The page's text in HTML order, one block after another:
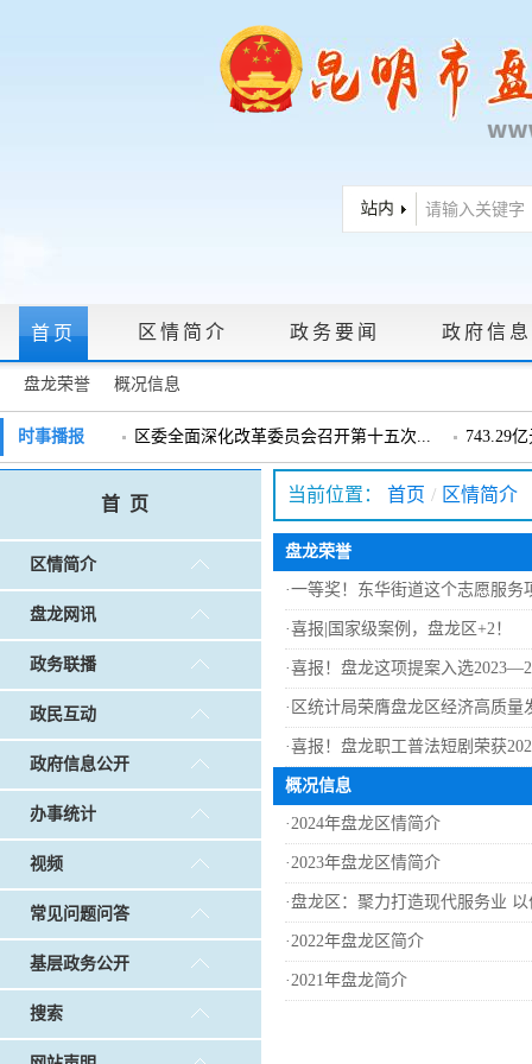
首页 区情简介 政务要闻 政府信
盘龙荣誉 概况信息
政府信息公开指南 | 政府信息公开制度 | 政策文件 法定主动公
常见问题问答
调查征集 做好“六稳”工作 落实“六保”任务 | 公共卫生知识普及
时事播报 区委全面深化改革委员会召开第十五次... 743.29
戴惠明调研辖区汽车企业 戴惠明
盘龙区委2026年度巡察工作会暨十三届...
戴惠明调研白沙河社区治理和东白沙河...
首 页
区情简介
盘龙网讯
政务联播
政民互动
政府信息公开
办事统计
视频
常见问题问答
基层政务公开
搜索
当前位置： 首页 / 区情简介
盘龙荣誉
·一等奖！东华街道这个志愿服务
·喜报|国家级案例，盘龙区+2！
·喜报！盘龙这项提案入选
· 区统计局荣膺盘龙区经济高质量
·喜报！盘龙职工普法短剧荣获
概况信息
·2024年盘龙区情简介
·2023年盘龙区情简介
·盘龙区：聚力打造现代服务业
·2022年盘龙区简介
·2021年盘龙简介